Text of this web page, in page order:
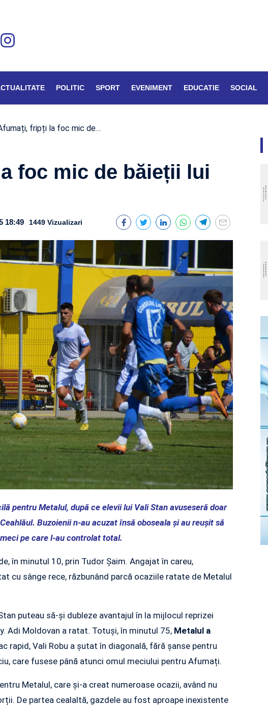
POLITIC SPORT EVENIMENT EDUCATIE SOCIAL
fripți la foc mic de…
foc mic de băieții lui
18:49 1449 Vizualizari
pentru Metalul, după ce elevii lui Vali Stan avuseseră doar
Buzoienii n-au acuzat însă oboseala și au reușit să
pe care l-au controlat total.
în minutul 10, prin Tudor Șaim. Angajat în careu,
cu sânge rece, răzbunând parcă ocaziile ratate de Metalul
puteau să-și dubleze avantajul în la mijlocul reprizei
Adi Moldovan a ratat. Totuși, în minutul 75, Metalul a
rapid, Vali Robu a șutat în diagonală, fără șanse pentru
care fusese până atunci omul meciului pentru Afumați.
Metalul, care și-a creat numeroase ocazii, având nu
De partea cealaltă, gazdele au fost aproape inexistente